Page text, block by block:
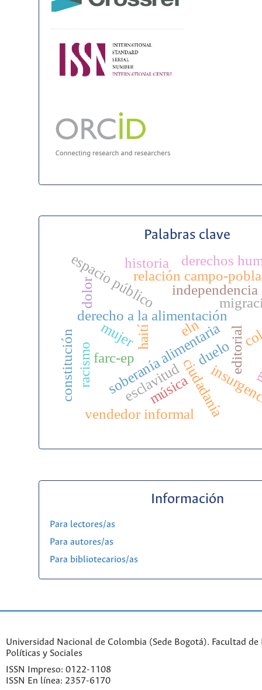
Palabras clave
editorial
derecho a la alimentación
soberanía alimentaria
independencia
haití
ciudadanía
esclavitud
espacio públicorelación campo-
vendedor informal
derechos
música
eln
farc-ep
racismo
constitución
historia
mujer
dolor
duelo
Información
Para lectores/as
Para autores/as
Para bibliotecarios/as
Universidad Nacional de Colombia (Sede Bogotá). Facultad de
Políticas y Sociales
ISSN Impreso: 0122-1108
ISSN En línea: 2357-6170